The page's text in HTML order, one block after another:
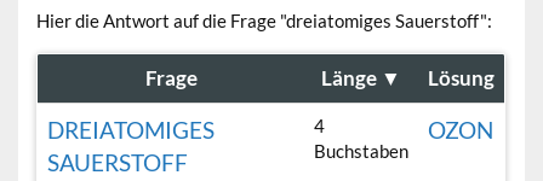
Hier die Antwort auf die Frage "dreiatomiges Sauerstoff":
Frage Länge ▼ Lösung
DREIATOMIGES
SAUERSTOFF
4
Buchstaben
OZON